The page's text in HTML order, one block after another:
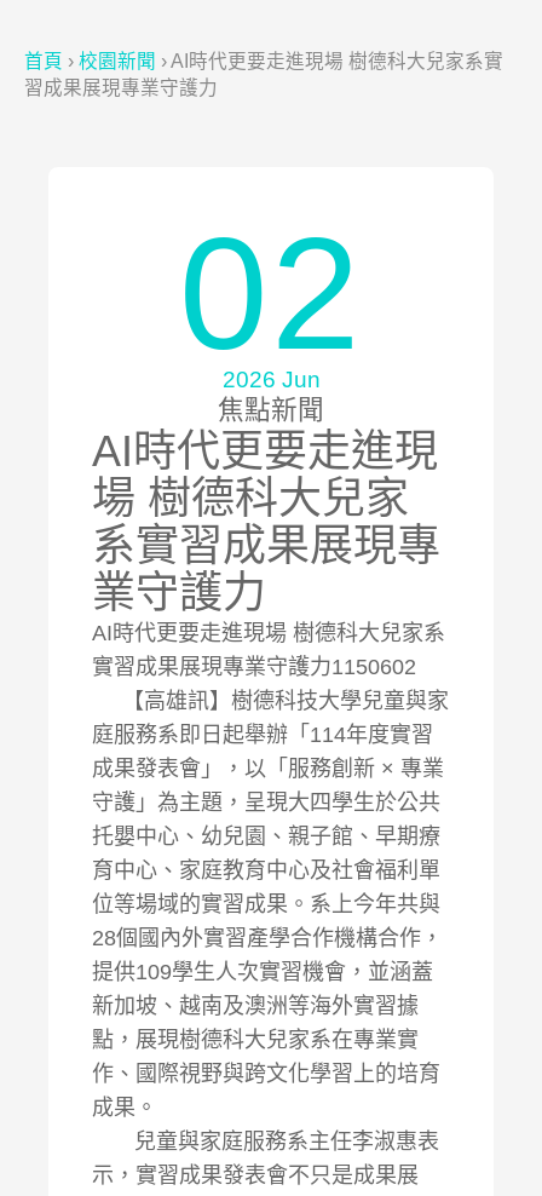
首頁 › 校園新聞 ›AI時代更要走進現場 樹德科大兒家系實
習成果展現專業守護力
02
2026 Jun
焦點新聞
AI時代更要走進現
場 樹德科大兒家
系實習成果展現專
業守護力
AI時代更要走進現場 樹德科大兒家系
實習成果展現專業守護力1150602
【高雄訊】樹德科技大學兒童與家
庭服務系即日起舉辦「114年度實習
成果發表會」，以「服務創新 × 專業
守護」為主題，呈現大四學生於公共
托嬰中心、幼兒園、親子館、早期療
育中心、家庭教育中心及社會福利單
位等場域的實習成果。系上今年共與
28個國內外實習產學合作機構合作，
提供109學生人次實習機會，並涵蓋
新加坡、越南及澳洲等海外實習據
點，展現樹德科大兒家系在專業實
作、國際視野與跨文化學習上的培育
成果。
兒童與家庭服務系主任李淑惠表
示，實習成果發表會不只是成果展